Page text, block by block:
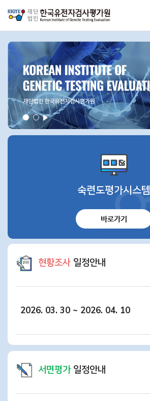
숙련도평가시스템
바로가기
현황조사 일정안내
2026. 03. 30 ~ 2026. 04. 10
서면평가일정안내